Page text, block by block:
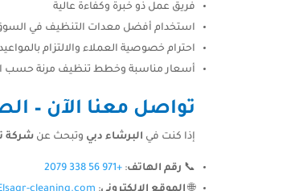
فريق عمل ذو خبرة وكفاءة عالية
استخدام أفضل معدات التنظيف في
احترام خصوصية العملاء والالتزام
أسعار مناسبة وخطط تنظيف مرنة حسب
تواصل معنا الآن –
إذا كنت في البرشاء دبي وتبحث عنشركة
📞 رقم الهاتف:
+971 56 338 2079